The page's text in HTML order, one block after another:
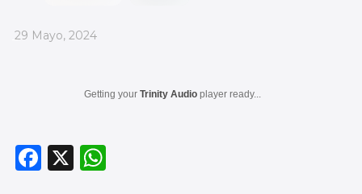
_
29 Mayo, 2024
Getting your Trinity Audio player ready...
F
X